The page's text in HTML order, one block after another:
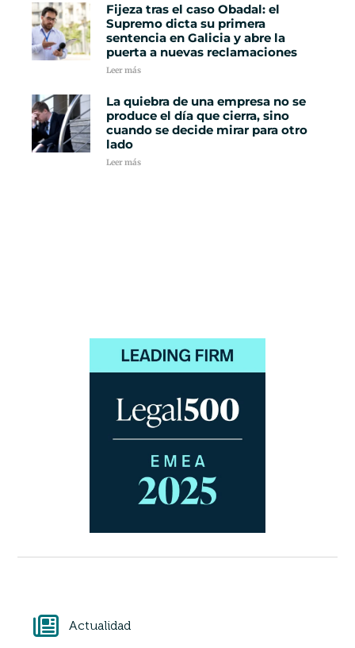
Fijeza tras el caso Obadal: el
Supremo dicta su primera
sentencia en Galicia y abre la
puerta a nuevas reclamaciones
Leer más
La quiebra de una empresa no se
produce el día que cierra, sino
cuando se decide mirar para otro
lado
Leer más
Actualidad